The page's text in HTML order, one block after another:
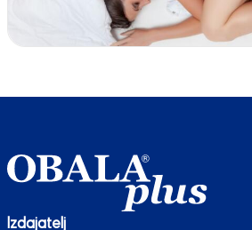
Izdajatelj